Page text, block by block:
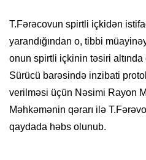
T.Fərəcovun spirtli içkidən
yarandığından o, tibbi
onun spirtli içkinin təsiri
Sürücü barəsində inzibati
verilməsi üçün Nəsimi Rayon
Məhkəmənin qərarı ilə
qaydada həbs olunub.